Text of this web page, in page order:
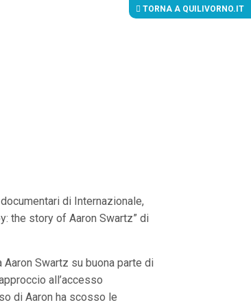
TORNA A QUILIVORNO.IT
di Internazionale,
the story of Aaron Swartz” di
Swartz su buona parte di
all’accesso
di Aaron ha scosso le